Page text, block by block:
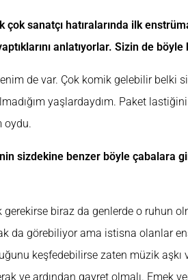
çok sanatçı hatıralarında ilk
anlatıyorlar. Sizin de
de var. Çok komik gelebilir belki
yaşlardaydım. Paket
oydu.
sizdekine benzer böyle çabalara
gerekirse biraz da genlerde o ruhun
da görebiliyor ama istisna olanlar
keşfedebilirse zaten müzik
ve ardından gayret olmalı. Emek